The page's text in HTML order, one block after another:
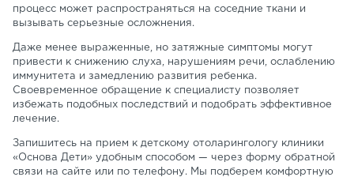
процесс может распространяться на соседние ткани и
вызывать серьезные осложнения.
Даже менее выраженные, но затяжные симптомы могут
привести к снижению слуха, нарушениям речи, ослаблению
иммунитета и замедлению развития ребенка.
Своевременное обращение к специалисту позволяет
избежать подобных последствий и подобрать эффективное
лечение.
Запишитесь на прием к детскому отоларингологу клиники
«Основа Дети» удобным способом — через форму обратной
связи на сайте или по телефону. Мы подберем комфортную